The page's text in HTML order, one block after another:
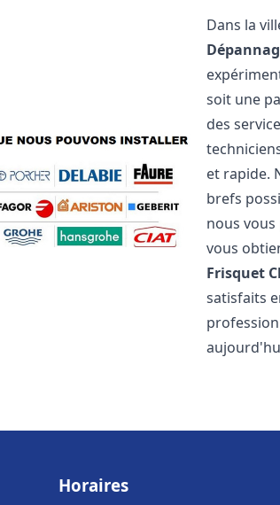
Dans la
soit une
des
et rapide.
brefs
nous
vous
Frisquet
satisfaits
Horaires